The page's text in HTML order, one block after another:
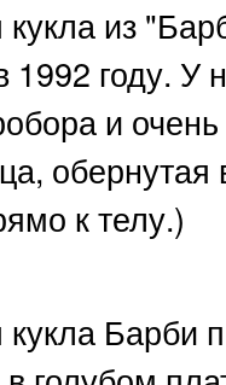
из
1992 году.
и
обернутая
к телу.)
Барби